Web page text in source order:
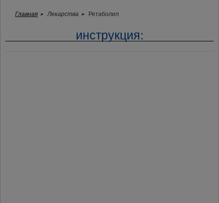
Главная Лекарства Ретаболил
инструкция: